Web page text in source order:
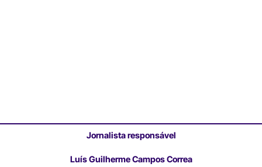
Jornalista responsável
Luís Guilherme Campos Correa